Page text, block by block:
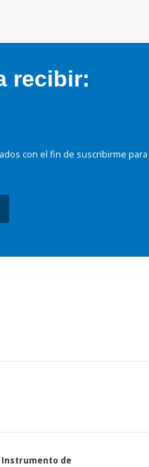
recibir:
con el fin de suscribirme
Instrumento de